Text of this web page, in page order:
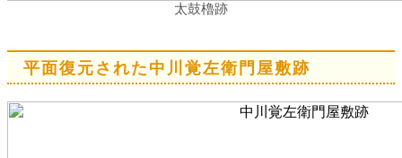
太鼓櫓跡
平面復元された中川覚左衛門屋敷跡